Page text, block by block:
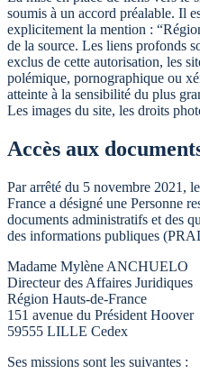
soumis à un accord préalable. Il
explicitement la mention :
de la source. Les liens profonds
exclus de cette autorisation, les
polémique, pornographique ou
atteinte à la sensibilité du plus
Les images du site, les droits
Accès aux
Par arrêté du 5 novembre 2021,
France a désigné une Personne
documents administratifs et des
des informations publiques
Madame Mylène ANCHUELO
Directeur des Affaires Juridiques
Région Hauts-de-France
151 avenue du Président Hoover
59555 LILLE Cedex
Ses missions sont les suivantes :